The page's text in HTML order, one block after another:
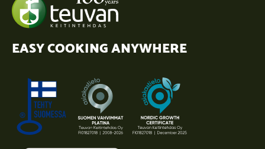
EASY COOKING ANYWHERE